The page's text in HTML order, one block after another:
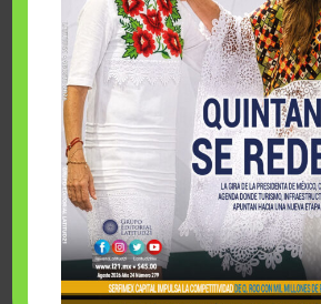
LIBRO ECOLOGÍA Y ESPIRITUALIDAD
Epílogo • Fundación
Humano
1 enero, 2024